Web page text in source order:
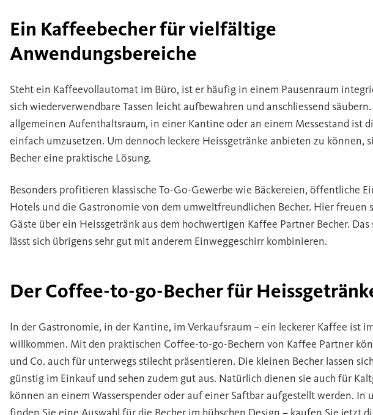
Ein Kaffeebecher für vielfältige
Anwendungsbereiche
Steht ein Kaffeevollautomat im Büro, ist er häufig in einem Pausenraum
sich wiederverwendbare Tassen leicht aufbewahren und anschliessend
allgemeinen Aufenthaltsraum, in einer Kantine oder an einem Messestand ist
einfach umzusetzen. Um dennoch leckere Heissgetränke anbieten zu können,
Becher eine praktische Lösung.
Besonders profitieren klassische To-Go-Gewerbe wie Bäckereien, öffentliche
Hotels und die Gastronomie von dem umweltfreundlichen Becher. Hier freuen
Gäste über ein Heissgetränk aus dem hochwertigen Kaffee Partner Becher. Das
lässt sich übrigens sehr gut mit anderem Einweggeschirr kombinieren.
Der Coffee-to-go-Becher für
In der Gastronomie, in der Kantine, im Verkaufsraum – ein leckerer Kaffee ist
willkommen. Mit den praktischen Coffee-to-go-Bechern von Kaffee Partner
und Co. auch für unterwegs stilecht präsentieren. Die kleinen Becher lassen
günstig im Einkauf und sehen zudem gut aus. Natürlich dienen sie auch für
können an einem Wasserspender oder auf einer Saftbar aufgestellt werden. In